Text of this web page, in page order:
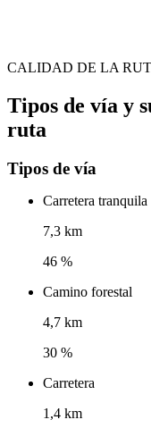
CALIDAD DE LA
Tipos de vía y
ruta
Tipos de vía
Carretera tranquila
7,3 km
46 %
Camino forestal
4,7 km
30 %
Carretera
1,4 km